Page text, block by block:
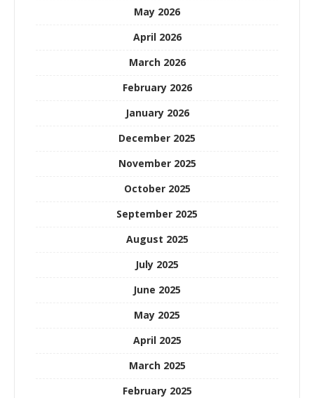
May 2026
April 2026
March 2026
February 2026
January 2026
December 2025
November 2025
October 2025
September 2025
August 2025
July 2025
June 2025
May 2025
April 2025
March 2025
February 2025